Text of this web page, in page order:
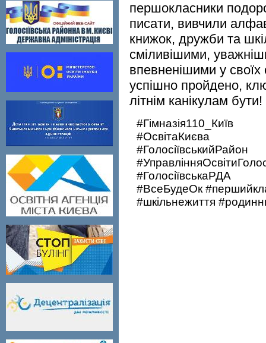
першокласники
писати, вивчили
книжок, дружби та
сміливішими,
впевненішими у
успішно пройдено,
літнім канікулам бути!
#Гімназія110_Київ
#ОсвітаКиєва
#ГолосіївськийРайон
#
#ГолосіївськаРДА
#ВсеБудеОк
#шкільнежиття